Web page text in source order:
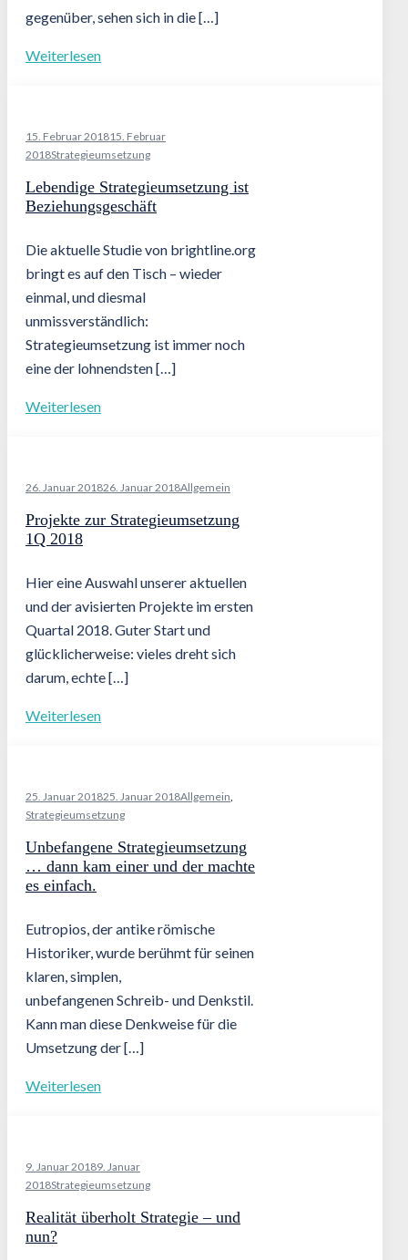
gegenüber, sehen sich in die […]
Weiterlesen
15. Februar 201815. Februar
2018Strategieumsetzung
Lebendige Strategieumsetzung ist
Beziehungsgeschäft
Die aktuelle Studie von brightline.org
bringt es auf den Tisch – wieder
einmal, und diesmal
unmissverständlich:
Strategieumsetzung ist immer noch
eine der lohnendsten […]
Weiterlesen
26. Januar 201826. Januar 2018Allgemein
Projekte zur Strategieumsetzung
1Q 2018
Hier eine Auswahl unserer aktuellen
und der avisierten Projekte im ersten
Quartal 2018. Guter Start und
glücklicherweise: vieles dreht sich
darum, echte […]
Weiterlesen
25. Januar 201825. Januar 2018Allgemein,
Strategieumsetzung
Unbefangene Strategieumsetzung
… dann kam einer und der machte
es einfach.
Eutropios, der antike römische
Historiker, wurde berühmt für seinen
klaren, simplen,
unbefangenen Schreib- und Denkstil.
Kann man diese Denkweise für die
Umsetzung der […]
Weiterlesen
9. Januar 20189. Januar
2018Strategieumsetzung
Realität überholt Strategie – und
nun?